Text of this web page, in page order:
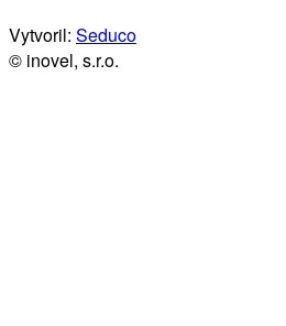
Vytvoril: Seduco
© inovel, s.r.o.